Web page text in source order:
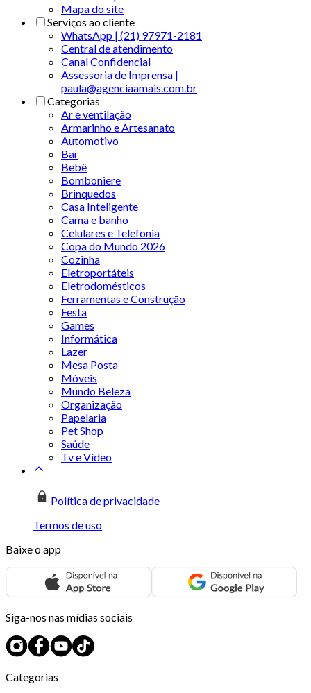
Mapa do site
Serviços ao cliente
WhatsApp | (21) 97971-2181
Central de atendimento
Canal Confidencial
Assessoria de Imprensa |
paula@agenciaamais.com.br
Categorias
Ar e ventilação
Armarinho e Artesanato
Automotivo
Bar
Bebê
Bomboniere
Brinquedos
Casa Inteligente
Cama e banho
Celulares e Telefonia
Copa do Mundo 2026
Cozinha
Eletroportáteis
Eletrodomésticos
Ferramentas e Construção
Festa
Games
Informática
Lazer
Mesa Posta
Móveis
Mundo Beleza
Organização
Papelaria
Pet Shop
Saúde
Tv e Vídeo
Política de privacidade
Termos de uso
Baixe o app
Siga-nos nas mídias sociais
Categorias